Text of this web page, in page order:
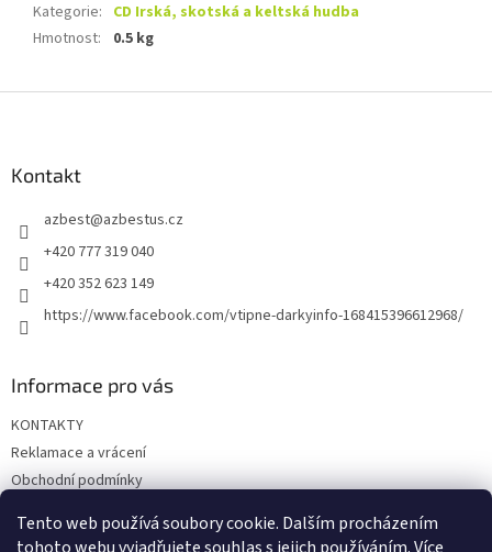
Tento web používá soubory cookie. Dalším procházením
Kategorie: CD Irská, skotská a keltská hudba
Hmotnost: 0.5 kg
Kontakt
azbest@azbestus.cz
+420 777 319 040
+420 352 623 149
https://www.facebook.com/vtipne-darkyinfo-168415396612968/
Informace pro vás
KONTAKTY
Reklamace a vrácení
Obchodní podmínky
Doprava a platba